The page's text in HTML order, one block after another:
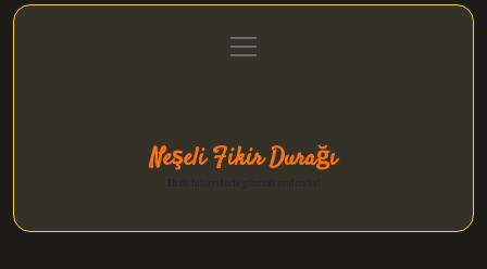
Gizlilik Politikası
menüyü
aç
Neşeli Fikir Durağı